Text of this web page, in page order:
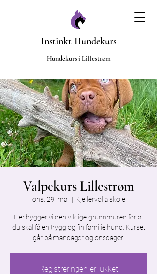
Instinkt Hundekurs
​Hundekurs i Lillestrøm
Valpekurs Lillestrøm
ons. 29. mai
  |
Kjellervolla skole
Her bygger vi den viktige grunnmuren for at
du skal få en trygg og fin familie hund. Kurset
går på mandager og onsdager.
Registreringen er lukket